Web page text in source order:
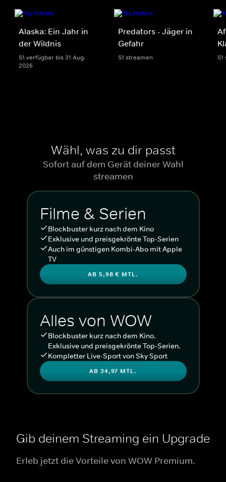
Alaska: Ein Jahr in
der Wildnis
S1 verfügbar bis 31 Aug.
2026
Predators - Jäger in
Gefahr
S1 streamen
Wähl, was zu dir passt
Sofort auf dem Gerät deiner Wahl
streamen
Filme & Serien
Blockbuster kurz nach dem Kino
Exklusive und preisgekrönte Top-Serien
Auch im günstigen Kombi-Abo mit Apple
TV
AB 5,98 € MTL.
Alles von WOW
Blockbuster kurz nach dem Kino.
Exklusive und preisgekrönte Top-Serien.
Kompletter Live-Sport von Sky Sport
AB 34,97 MTL.
Gib deinem Streaming ein Upgrade
Erleb jetzt die Vorteile von WOW Premium.